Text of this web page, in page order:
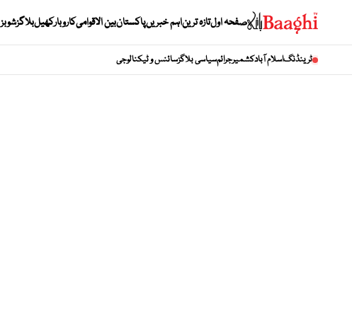
صفحہ اولتازہ تریناہم خبریںپاکستانبین الاقوامیکاروبارکھیلبلاگزشوبز
ٹرینڈنگاسلام آبادکشمیرجرائمسیاسی بلاگزسائنس و ٹیکنالوجی